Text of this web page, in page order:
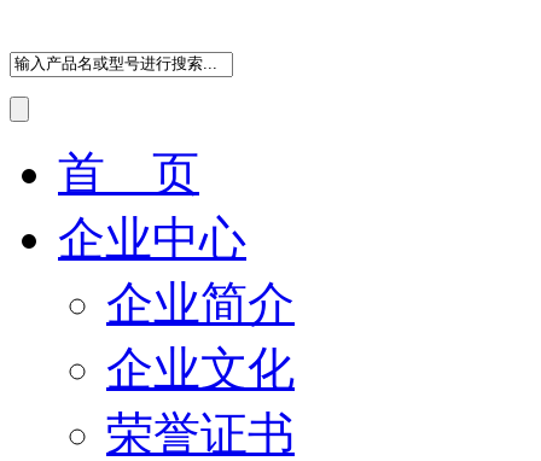
首 页
企业中心
企业简介
企业文化
荣誉证书